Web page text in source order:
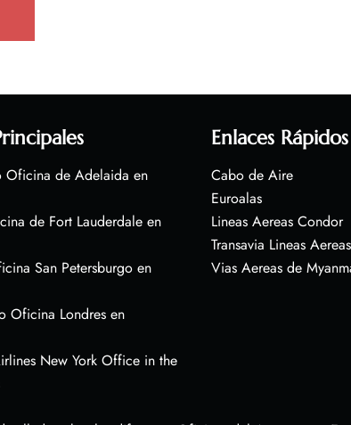
Oficina de Adelaida en
de Fort Lauderdale en
San Petersburgo en
Oficina Londres en
New York Office in the
Enlaces Rápidos
Cabo de Aire
Euroalas
Lineas Aereas Condor
Transavia Lineas Aereas
Vias Aereas de